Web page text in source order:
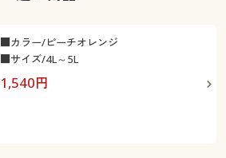
1,540円
■カラー/ピーチオレンジ
■サイズ/4L～5L